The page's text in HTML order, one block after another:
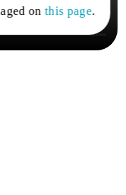
onthis page.